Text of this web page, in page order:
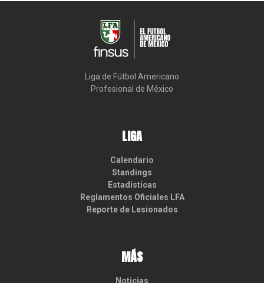
Liga de Fútbol Americano
Profesional de México
LIGA
Calendario
Standings
Estadísticas
Reglamentos Oficiales LFA
Reporte de Lesionados
MÁS
Noticias